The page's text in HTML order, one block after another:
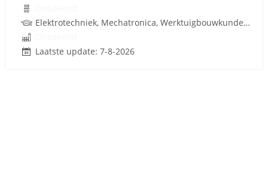
Elektrotechniek, Mechatronica, Werktuigbouwkunde, Pneumatiek, Techniek
Laatste update: 7-8-2026